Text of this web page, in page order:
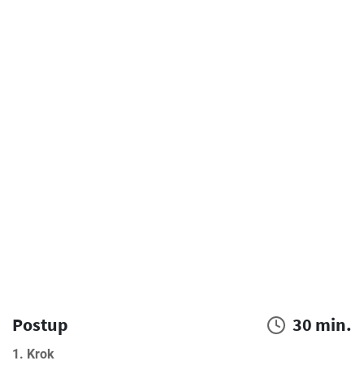
Postup 30 min.
1. Krok